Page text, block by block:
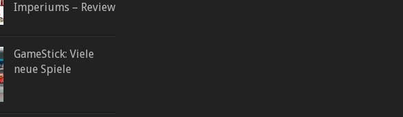
Imperiums – Review
GameStick: Viele
neue Spiele